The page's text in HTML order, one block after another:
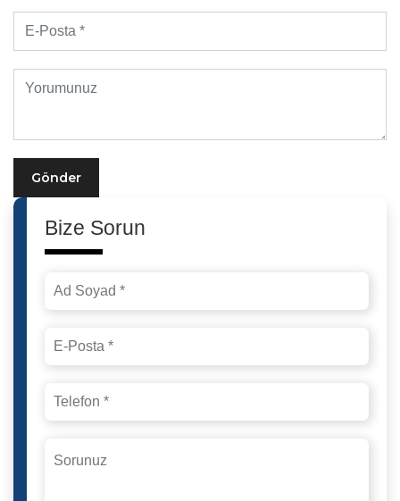
Gönder
Bize Sorun